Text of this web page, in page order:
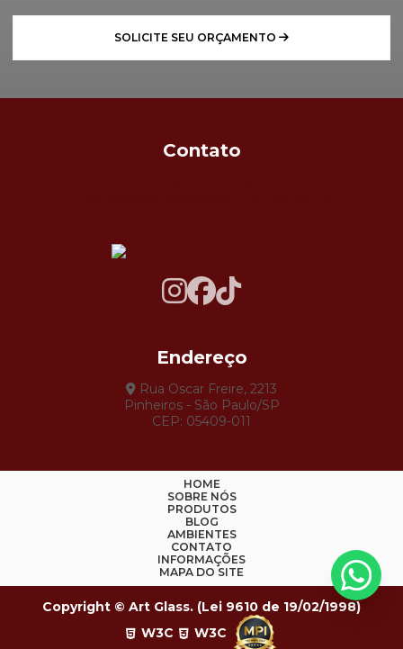
SOLICITE SEU ORÇAMENTO
Contato
Endereço
Rua Oscar Freire, 2213
Pinheiros - São Paulo/SP
CEP: 05409-011
HOME
SOBRE NÓS
PRODUTOS
BLOG
AMBIENTES
CONTATO
INFORMAÇÕES
MAPA DO SITE
Copyright © Art Glass. (Lei 9610 de 19/02/1998)
W3C
W3C